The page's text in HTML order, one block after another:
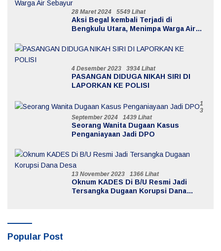
28 Maret 2024 5549 Lihat
Aksi Begal kembali Terjadi di
Bengkulu Utara, Menimpa Warga Air
4 Desember 2023 3934 Lihat
PASANGAN DIDUGA NIKAH SIRI DI
LAPORKAN KE POLISI
1
3
September 2024
1439 Lihat
Seorang Wanita Dugaan Kasus
Penganiayaan Jadi DPO
13 November 2023 1366 Lihat
Oknum KADES Di B/U Resmi Jadi
Tersangka Dugaan Korupsi Dana
Popular Post